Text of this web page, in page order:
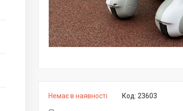
Немає в наявності Код: 23603